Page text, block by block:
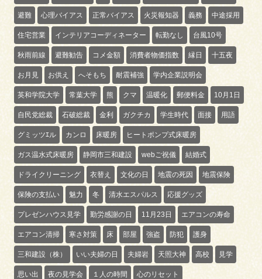
避難 心理バイアス 正常バイアス 火災報知器 義務 中途採用
住宅営業 インテリアコーディネーター 転勤なし 台風10号
秋雨前線 避難勧告 コメ金額 消費者物価指数 縁日 十五夜
お月見 お供え へそもち 耐震補強 学内企業説明会
英和学院大学 常葉大学 熊 クマ 温暖化 郵便料金 10月1日
自民党総裁 石破総裁 金利 ガクチカ 学生時代 面接 用語
グミッツｴル カンロ 床暖房 ヒートポンプ式床暖房
ガス温水式床暖房 静岡市三和建設 webご祝儀 結婚式
ドライクリーニング 衣替え 文化の日 地震の死因 地震保険
保険の支払い 魅力 冬 清水エスパルス 応援グッズ
プレゼンハウス見学 勤労感謝の日 11月23日 エアコンの寿命
エアコン清掃 寒さ対策 床 部屋 強盗 防犯 護身
三和建設（株） いい夫婦の日 夫婦岩 天照大神 高校 見学
思い出 夜の見学会 １人の時間 心のリセット